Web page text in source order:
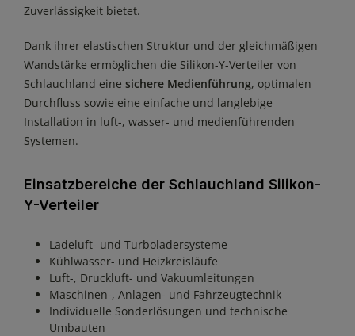
Zuverlässigkeit bietet.
Dank ihrer elastischen Struktur und der gleichmäßigen
Wandstärke ermöglichen die Silikon-Y-Verteiler von
Schlauchland eine sichere Medienführung, optimalen
Durchfluss sowie eine einfache und langlebige
Installation in luft-, wasser- und medienführenden
Systemen.
Einsatzbereiche der Schlauchland Silikon-
Y-Verteiler
Ladeluft- und Turboladersysteme
Kühlwasser- und Heizkreisläufe
Luft-, Druckluft- und Vakuumleitungen
Maschinen-, Anlagen- und Fahrzeugtechnik
Individuelle Sonderlösungen und technische
Umbauten